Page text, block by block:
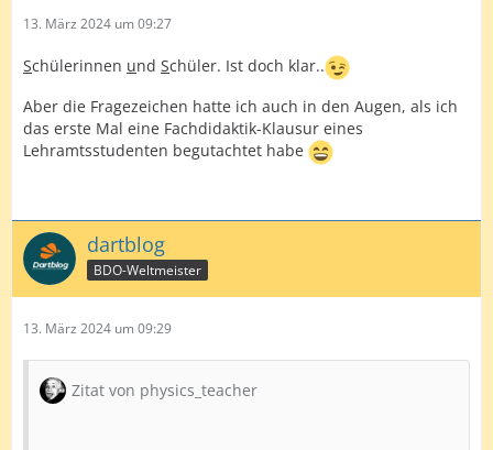
13. März 2024 um 09:27
Schülerinnen und Schüler. Ist doch klar..
Aber die Fragezeichen hatte ich auch in den Augen, als ich
das erste Mal eine Fachdidaktik-Klausur eines
Lehramtsstudenten begutachtet habe
dartblog
BDO-Weltmeister
13. März 2024 um 09:29
Zitat von physics_teacher